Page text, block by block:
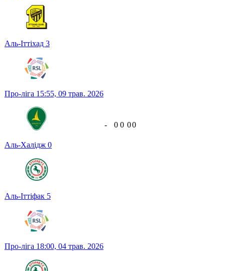
Аль-Іттіхад 3
Про-ліга 15:55, 09 трав. 2026
Аль-Халідж 0
Аль-Іттіфак 5
- 0 0 00
Про-ліга 18:00, 04 трав. 2026